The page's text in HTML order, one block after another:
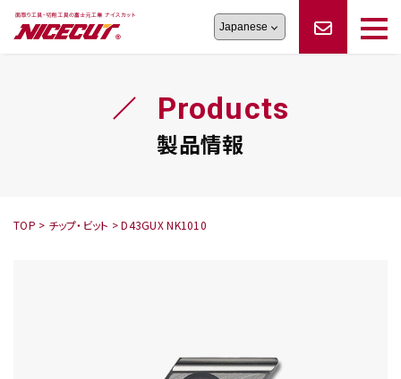
旋盤工具シリーズ
シリーズ
オーダー品依頼
フェイス・ショルダーシリーズかんたんオーダー
トラブルシューティング
ロックピンの逆ジメに注意
Products
製品情報
TOP > チップ・ビット >D43GUX NK1010